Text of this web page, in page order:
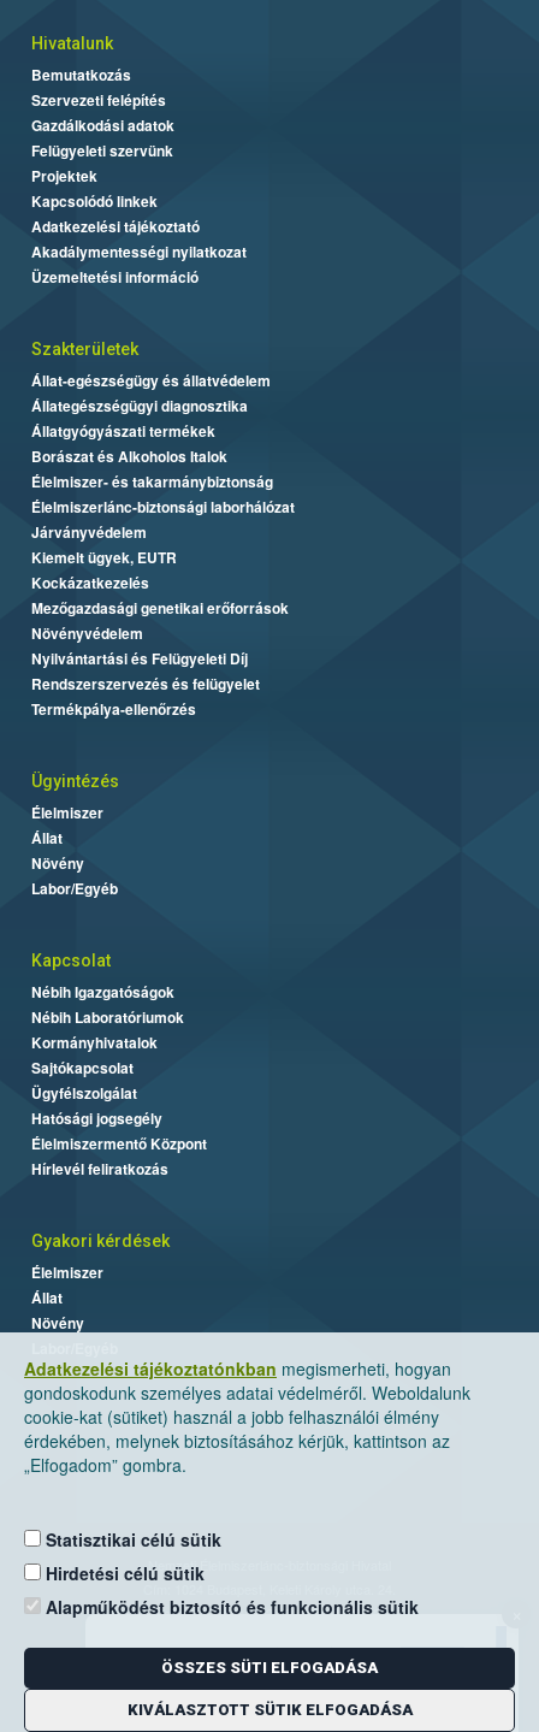
Adatkezelési tájékoztatónkban megismerheti, hogyan
gondoskodunk személyes adatai védelméről. Weboldalunk
cookie-kat (sütiket) használ a jobb felhasználói élmény
érdekében, melynek biztosításához kérjük, kattintson az
„Elfogadom” gombra.
Statisztikai célú sütik
Hirdetési célú sütik
Alapműködést biztosító és funkcionális sütik
ÖSSZES SÜTI ELFOGADÁSA
KIVÁLASZTOTT SÜTIK ELFOGADÁSA
Hivatalunk
Bemutatkozás
Szervezeti felépítés
Gazdálkodási adatok
Felügyeleti szervünk
Projektek
Kapcsolódó linkek
Adatkezelési tájékoztató
Akadálymentességi nyilatkozat
Üzemeltetési információ
Szakterületek
Állat-egészségügy és állatvédelem
Állategészségügyi diagnosztika
Állatgyógyászati termékek
Borászat és Alkoholos Italok
Élelmiszer- és takarmánybiztonság
Élelmiszerlánc-biztonsági laborhálózat
Járványvédelem
Kiemelt ügyek, EUTR
Kockázatkezelés
Mezőgazdasági genetikai erőforrások
Növényvédelem
Nyilvántartási és Felügyeleti Díj
Rendszerszervezés és felügyelet
Termékpálya-ellenőrzés
Ügyintézés
Élelmiszer
Állat
Növény
Labor/Egyéb
Kapcsolat
Nébih Igazgatóságok
Nébih Laboratóriumok
Kormányhivatalok
Sajtókapcsolat
Ügyfélszolgálat
Hatósági jogsegély
Élelmiszermentő Központ
Hírlevél feliratkozás
Gyakori kérdések
Élelmiszer
Állat
Növény
Nemzeti Élelmiszerlánc-biztonsági Hivatal
Levelezési cím: 1525 Budapest. Pf. 30.
E-mail:ugyfelszolgalat@nebih.gov.hu
Zöld szám: 06-80/263-244
Telefon: 06-1/ 336-9000